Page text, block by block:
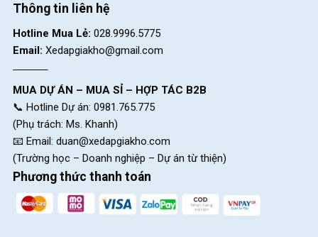
Xe Đạp Địa Hình Twitter Leopard Pro sử dụng bộ líp sau 10 tầng
Hệ thống phanh đĩa dầu Shimano
đĩa dầu Shimano, loại phanh nổi tiếng về độ bền và khả năng
phanh mạnh mẽ.
Thông tin liên hệ
Hotline Mua Lẻ: 028.9996.5775
Email: Xedapgiakho@gmail.com
MUA DỰ ÁN – MUA SỈ – HỢP TÁC B2B
📞 Hotline Dự án: 0981.765.775
(Phụ trách: Ms. Khanh)
📧 Email: duan@xedapgiakho.com
(Trường học – Doanh nghiệp – Dự án từ thiện)
Phương thức thanh toán